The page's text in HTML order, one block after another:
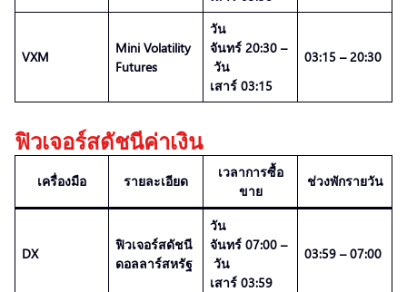
VXM
Mini Volatility
Futures
วัน
จันทร์ 20:30 –
วัน
เสาร์ 03:15
03:15 – 20:30
ฟิวเจอร์สดัชนีค่าเงิน
เครื่องมือ รายละเอียด
เวลาการซื้อ
ขาย
ช่วงพักรายวัน
DX
ฟิวเจอร์สดัชนี
ดอลลาร์สหรัฐ
วัน
จันทร์ 07:00 –
วัน
เสาร์ 03:59
03:59 – 07:00